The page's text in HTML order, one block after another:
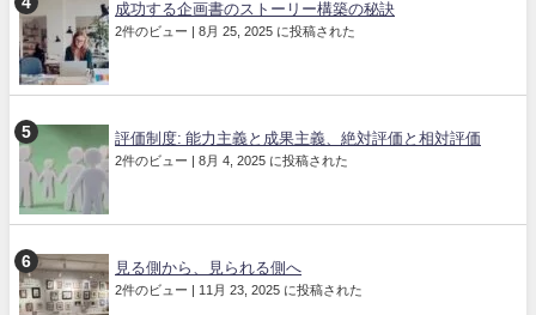
成功する企画書のストーリー構築の秘訣
2件のビュー 8月 25, 2025 に投稿された
評価制度: 能力主義と成果主義、絶対評価と相対評価
2件のビュー 8月 4, 2025 に投稿された
見る側から、見られる側へ
2件のビュー 11月 23, 2025 に投稿された